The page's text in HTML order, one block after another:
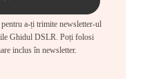
a-ți trimite newsletter-ul
Ghidul DSLR. Poți folosi
inclus în newsletter.